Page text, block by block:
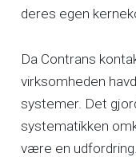
deres egen
Da Contrans
virksomheden
systemer. Det
systematikken
være en udfordring.